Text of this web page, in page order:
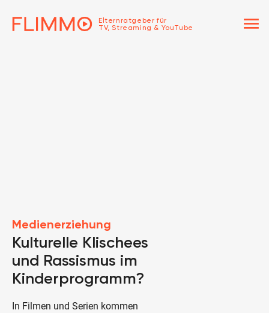
Elternratgeber für
TV, Streaming & YouTube
menu
Medienerziehung
Kulturelle Klischees
und Rassismus im
Kinderprogramm?
In Filmen und Serien kommen